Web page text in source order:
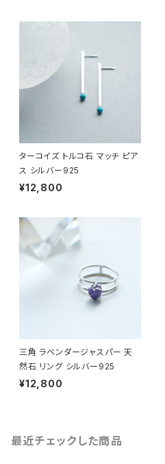
ターコイズ トルコ石 マッチ ピア
ス シルバー925
¥12,800
三角 ラベンダージャスパー 天
然石 リング シルバー925
¥12,800
最近チェックした商品